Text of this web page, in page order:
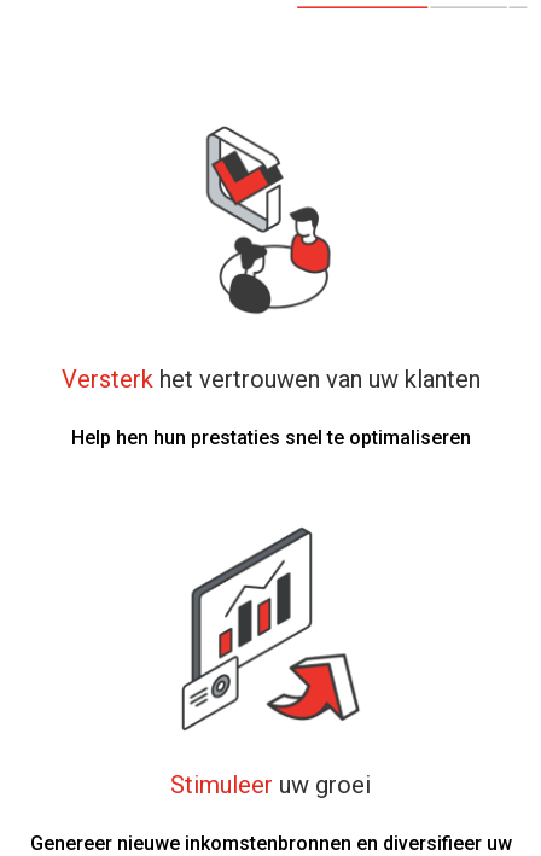
Versterkhet vertrouwen van uw klanten
Help hen hun prestaties snel te optimaliseren
Stimuleer uw groei
Genereer nieuwe inkomstenbronnen en diversifieer uw